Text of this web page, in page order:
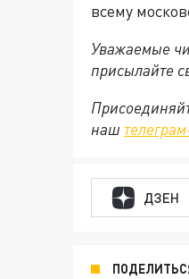
всему
Уважаемые
присылайте
наш
ДЗЕН